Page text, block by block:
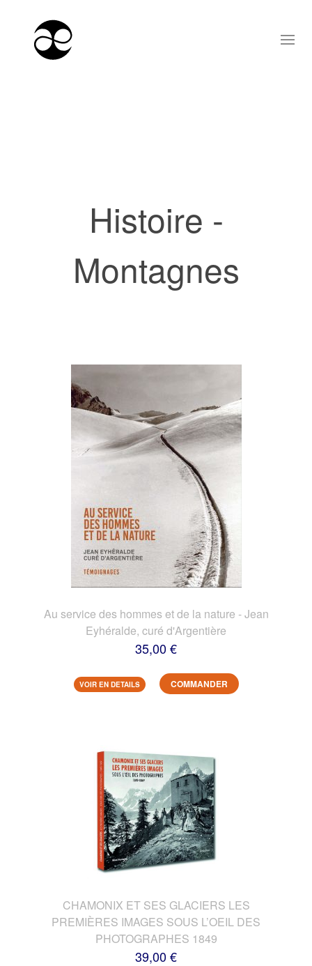
Histoire -
Montagnes
Au service des hommes et de la nature - Jean
Eyhéralde, curé d'Argentière
35,00 €
VOIR EN DETAILS COMMANDER
CHAMONIX ET SES GLACIERS LES
PREMIÈRES IMAGES SOUS L’OEIL DES
PHOTOGRAPHES 1849
39,00 €